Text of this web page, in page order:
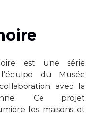
est une série
du Musée
avec la
Ce projet
les maisons et